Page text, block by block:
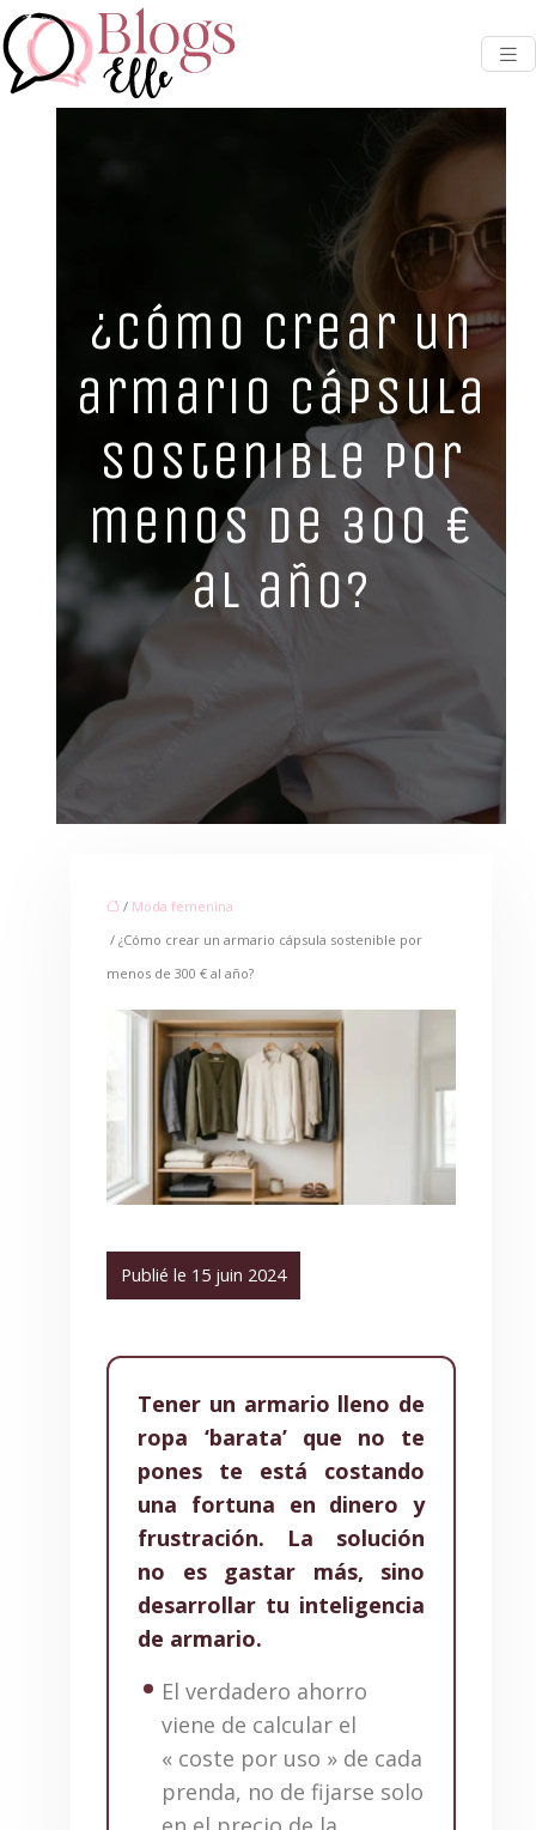
¿Cómo crear un
armario cápsula
sostenible por
menos de 300 €
al año?
/ Moda femenina
/ ¿Cómo crear un armario cápsula sostenible por
menos de 300 € al año?
Publié le 15 juin 2024
Tener un armario lleno de
ropa ‘barata’ que no te
pones te está costando
una fortuna en dinero y
frustración. La solución
no es gastar más, sino
desarrollar tu inteligencia
de armario.
El verdadero ahorro
viene de calcular el
« coste por uso » de cada
prenda, no de fijarse solo